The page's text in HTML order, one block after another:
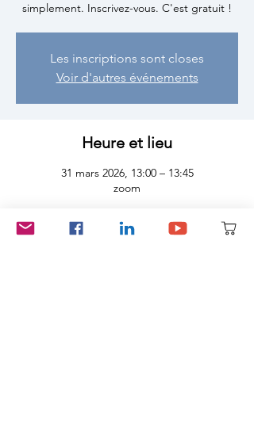
simplement. Inscrivez-vous. C'est gratuit !
Les inscriptions sont closes
Voir d'autres événements
Heure et lieu
31 mars 2026, 13:00 – 13:45
zoom
Partager cet événement